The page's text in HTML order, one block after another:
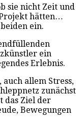
sie nicht Zeit und
Projekt hätten…
ein.
ein
Erlebnis.
allem Stress,
zunächst
das Ziel der
Bewegungen